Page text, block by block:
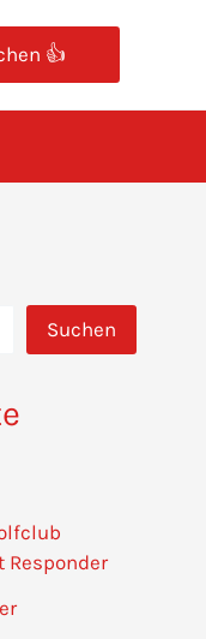
👍
Suchen
Responder